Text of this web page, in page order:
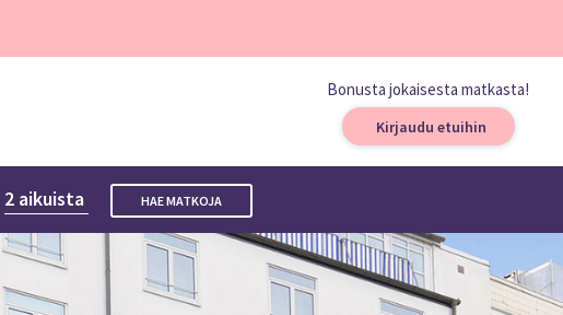
Bonusta jokaisesta matkasta!
Kirjaudu etuihin
2 aikuista HAE MATKOJA